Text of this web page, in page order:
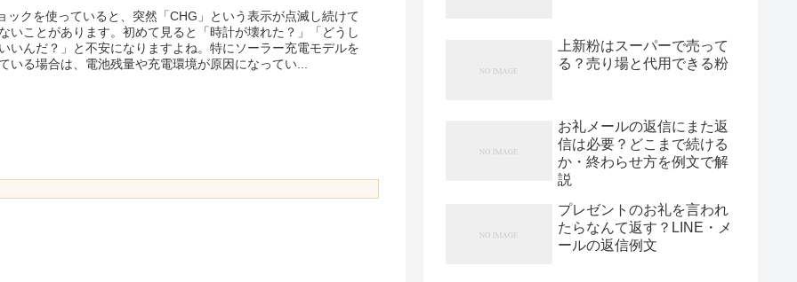
ックを使っていると、突然「CHG」という表示が点滅し続けて
いことがあります。初めて見ると「時計が壊れた？」「どうし
いんだ？」と不安になりますよね。特にソーラー充電モデルを
いる場合は、電池残量や充電環境が原因になってい...
上新粉はスーパーで売って
る？売り場と代用できる粉
お礼メールの返信にまた返
信は必要？どこまで続ける
か・終わらせ方を例文で解
説
プレゼントのお礼を言われ
たらなんて返す？LINE・メ
ールの返信例文